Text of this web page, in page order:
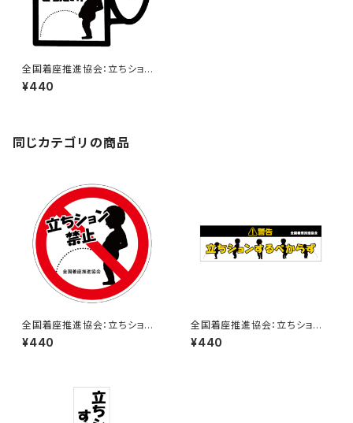
全国着座推進協会：立ちション
ダメ！ゼッタイ！ステッカー 9A
¥440
同じカテゴリの商品
全国着座推進協会：立ちション
禁止ステッカー 7A
¥440
全国着座推進協会：立ちション
するべからずステッカー 1B
¥440